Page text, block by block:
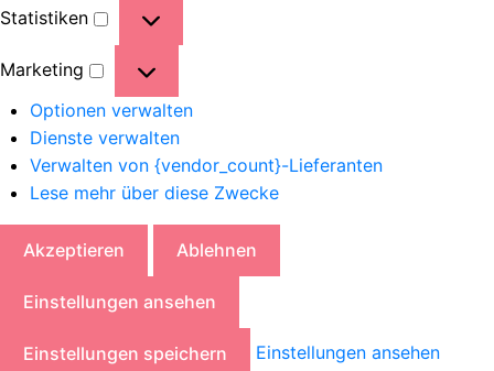
Statistiken
Marketing
Optionen verwalten
Dienste verwalten
Verwalten von {vendor_count}-Lieferanten
Lese mehr über diese Zwecke
Akzeptieren Ablehnen
Einstellungen ansehen
Einstellungen speichern
Einstellungen ansehen